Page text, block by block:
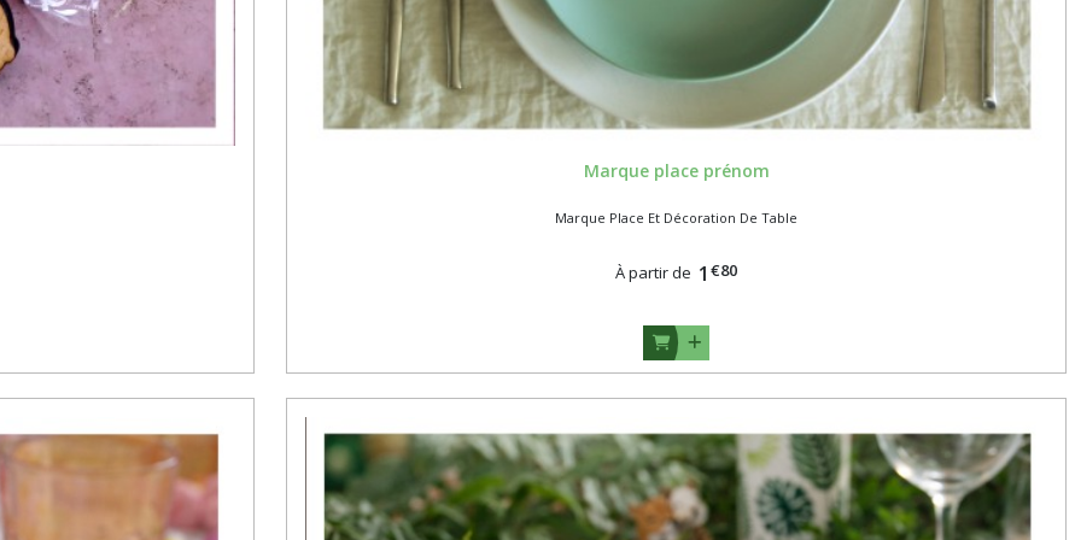
Marque place prénom
Marque Place Et Décoration De Table
À partir de 1 €80